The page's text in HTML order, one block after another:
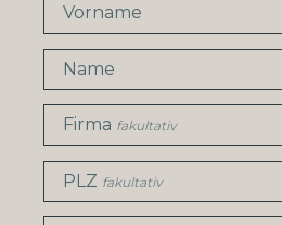
Vorname
Name
Firma fakultativ
PLZ fakultativ